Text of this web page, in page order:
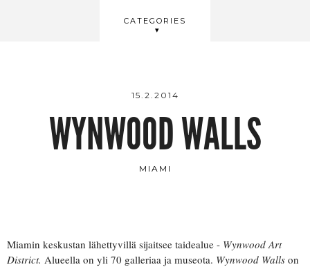
CATEGORIES
BEAUTY
15.2.2014
WYNWOOD WALLS
MIAMI
Miamin keskustan lähettyvillä sijaitsee taidealue - Wynwood Art
District. Alueella on yli 70 galleriaa ja museota. Wynwood Walls on